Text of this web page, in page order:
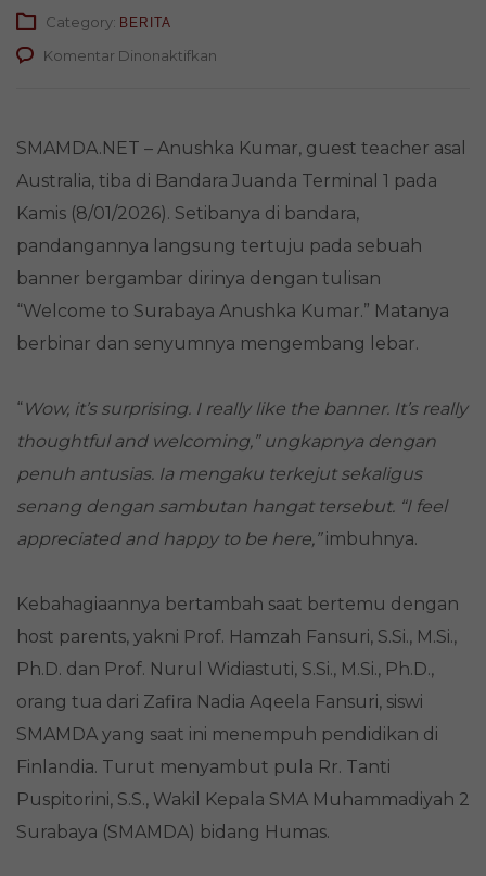
Category: BERITA
Komentar Dinonaktifkan
Australia
dengan
Keramahan
SMAMDA
SMAMDA.NET – Anushka Kumar, guest teacher asal
Australia, tiba di Bandara Juanda Terminal 1 pada
Kamis (8/01/2026). Setibanya di bandara,
pandangannya langsung tertuju pada sebuah
banner bergambar dirinya dengan tulisan
“Welcome to Surabaya Anushka Kumar.” Matanya
berbinar dan senyumnya mengembang lebar.
“ Wow, it’s surprising. I really like the banner. It’s really
thoughtful and welcoming,” ungkapnya dengan
penuh antusias. Ia mengaku terkejut sekaligus
senang dengan sambutan hangat tersebut. “I feel
appreciated and happy to be here,”imbuhnya.
Kebahagiaannya bertambah saat bertemu dengan
host parents, yakni Prof. Hamzah Fansuri, S.Si., M.Si.,
Ph.D. dan Prof. Nurul Widiastuti, S.Si., M.Si., Ph.D.,
orang tua dari Zafira Nadia Aqeela Fansuri, siswi
SMAMDA yang saat ini menempuh pendidikan di
Finlandia. Turut menyambut pula Rr. Tanti
Puspitorini, S.S., Wakil Kepala SMA Muhammadiyah 2
Surabaya (SMAMDA) bidang Humas.